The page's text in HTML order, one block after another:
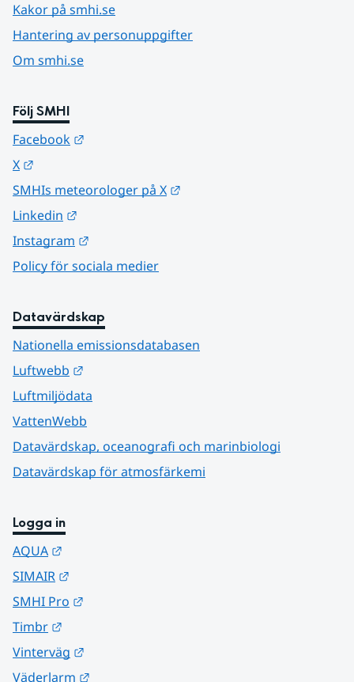
Kakor på smhi.se
Hantering av personuppgifter
Om smhi.se
Följ SMHI
Facebook
X
SMHIs meteorologer på X
Linkedin
Instagram
Policy för sociala medier
Datavärdskap
Nationella emissionsdatabasen
Luftwebb
Luftmiljödata
VattenWebb
Datavärdskap, oceanografi och marinbiologi
Datavärdskap för atmosfärkemi
Logga in
AQUA
SIMAIR
SMHI Pro
Timbr
Vinterväg
Väderlarm